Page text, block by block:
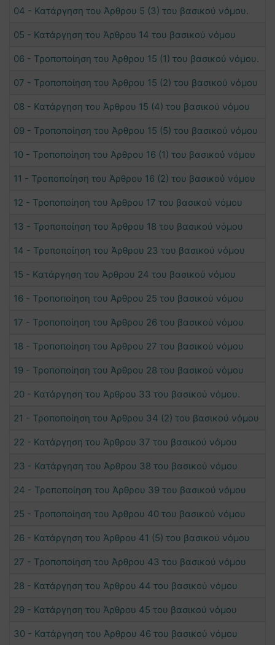
04 - Κατάργηση του Άρθρου 5 (3) του βασικού νόμου.
05 - Κατάργηση του Άρθρου 14 του βασικού νόμου
06 - Τροποποίηση του Άρθρου 15 (1) του βασικού νόμου.
07 - Τροποποίηση του Άρθρου 15 (2) του βασικού νόμου
08 - Κατάργηση του Άρθρου 15 (4) του βασικού νόμου
09 - Τροποποίηση του Άρθρου 15 (5) του βασικού νόμου
10 - Τροποποίηση του Άρθρου 16 (1) του βασικού νόμου
11 - Τροποποίηση του Άρθρου 16 (2) του βασικού νόμου
12 - Τροποποίηση του Άρθρου 17 του βασικού νόμου
13 - Τροποποίηση του Άρθρου 18 του βασικού νόμου
14 - Τροποποίηση του Άρθρου 23 του βασικού νόμου
15 - Κατάργηση του Άρθρου 24 του βασικού νόμου
16 - Τροποποίηση του Άρθρου 25 του βασικού νόμου
17 - Τροποποίηση του Άρθρου 26 του βασικού νόμου
18 - Τροποποίηση του Άρθρου 27 του βασικού νόμου
19 - Τροποποίηση του Άρθρου 28 του βασικού νόμου
20 - Κατάργηση του Άρθρου 33 του βασικού νόμου.
21 - Τροποποίηση του Άρθρου 34 (2) του βασικού νόμου
22 - Κατάργηση του Άρθρου 37 του βασικού νόμου
23 - Κατάργηση του Άρθρου 38 του βασικού νόμου
24 - Τροποποίηση του Άρθρου 39 του βασικού νόμου
25 - Τροποποίηση του Άρθρου 40 του βασικού νόμου
26 - Κατάργηση του Άρθρου 41 (5) του βασικού νόμου
27 - Τροποποίηση του Άρθρου 43 του βασικού νόμου
28 - Κατάργηση του Άρθρου 44 του βασικού νόμου
29 - Κατάργηση του Άρθρου 45 του βασικού νόμου
30 - Κατάργηση του Άρθρου 46 του βασικού νόμου